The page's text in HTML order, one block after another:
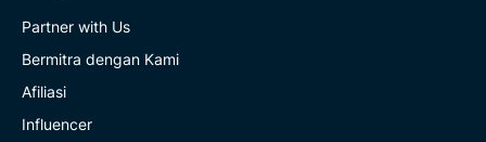
Partner with Us
Bermitra dengan Kami
Afiliasi
Influencer